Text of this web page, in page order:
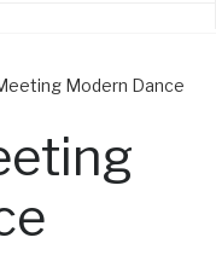
Modern Dance